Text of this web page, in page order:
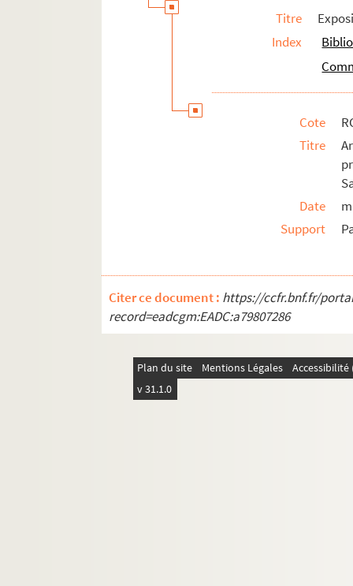
Titre
Index
Cote
Titre
Date
Support
Citer ce document : https://ccfr.bnf.fr/
record=eadcgm:EADC:a79807286
Plan du site Mentions Légales
v 31.1.0